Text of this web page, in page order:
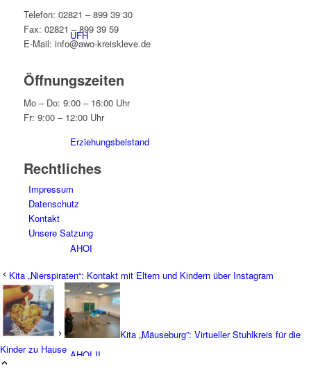
UFH
Erziehungsbeistand
AHOI
AHOI II
Telefon: 02821 – 899 39 30
Fax: 02821 – 899 39 59
E-Mail: info@awo-kreiskleve.de
Öffnungszeiten
Mo – Do: 9:00 – 16:00 Uhr
Fr: 9:00 – 12:00 Uhr
Rechtliches
Impressum
Datenschutz
Kontakt
Unsere Satzung
Kita „Nierspiraten“: Kontakt mit Eltern und Kindern über Instagram
Kita „Mäuseburg”: Virtueller Stuhlkreis für die
Kinder zu Hause